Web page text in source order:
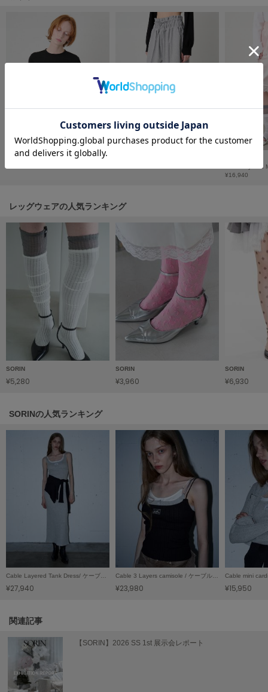
ファーファー
ジェラート ピケ キャットアンドドッグ
gelato pique Sleep
ジェラート ピケ スリープ
Henon.
へノン
ホカ オネオネ
KEEN
キーン
LAATO
le coq sportif
ルコックスポルティフ
LILY BROWN
LILY BROWN Lingerie
リリーブラウンランジェリー
LITTLE UNION TOKYO
made of Organics
メイドオブオーガニクス
Corset Docking Top/コルセットドッキングトップ
¥16,940
レッグウェアの人気ランキング
SORIN
¥5,280
SORIN
¥3,960
SORIN
¥6,930
SORINの人気ランキング
Cable Layered Tank Dress/ ケーブルレイヤード タンクドレス
¥27,940
Cable 3 Layers camisole / ケーブル3レイヤーキャミソール
¥23,980 ¥15,950
関連記事
【SORIN】2026 SS 1st 展示会レポート